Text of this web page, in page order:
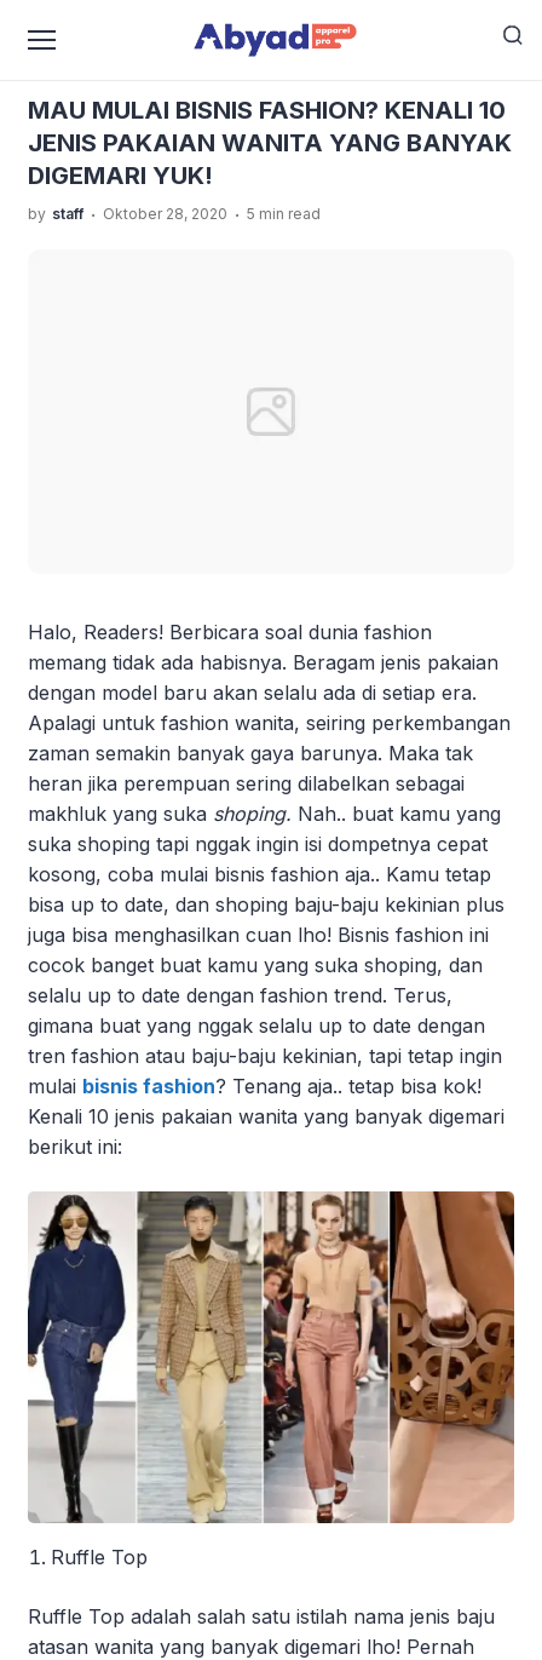
›MAU MULAI BISNIS FASHION?
DIGEMARI YUK!
MAU MULAI BISNIS FASHION? KENALI 10
JENIS PAKAIAN WANITA YANG BANYAK
DIGEMARI YUK!
by staff . Oktober 28, 2020 . 5 min read
Halo, Readers! Berbicara soal dunia fashion
memang tidak ada habisnya. Beragam jenis pakaian
dengan model baru akan selalu ada di setiap era.
Apalagi untuk fashion wanita, seiring perkembangan
zaman semakin banyak gaya barunya. Maka tak
heran jika perempuan sering dilabelkan sebagai
makhluk yang suka shoping. Nah.. buat kamu yang
suka shoping tapi nggak ingin isi dompetnya cepat
kosong, coba mulai bisnis fashion aja.. Kamu tetap
bisa up to date, dan shoping baju-baju kekinian plus
juga bisa menghasilkan cuan lho! Bisnis fashion ini
cocok banget buat kamu yang suka shoping, dan
selalu up to date dengan fashion trend. Terus,
gimana buat yang nggak selalu up to date dengan
tren fashion atau baju-baju kekinian, tapi tetap ingin
mulai bisnis fashion? Tenang aja.. tetap bisa kok!
Kenali 10 jenis pakaian wanita yang banyak digemari
berikut ini:
Ruffle Top
Ruffle Top adalah salah satu istilah nama jenis baju
atasan wanita yang banyak digemari lho! Pernah